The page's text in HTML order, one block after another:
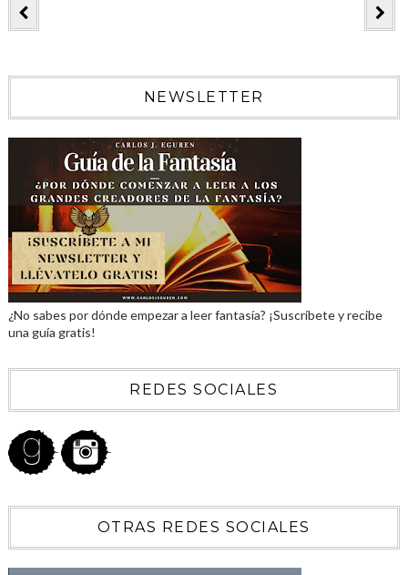
NEWSLETTER
¿No sabes por dónde empezar a leer fantasía? ¡Suscríbete y recibe
una guía gratis!
REDES SOCIALES
OTRAS REDES SOCIALES